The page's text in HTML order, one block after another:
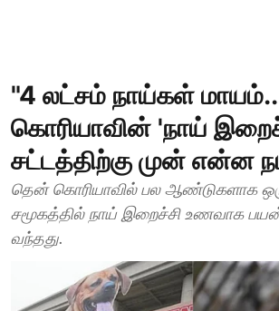
"4 லட்சம் நாய்கள்
கொரியாவின் 'நாய்
சட்டத்திற்கு முன் என்ன
தென் கொரியாவில் பல ஆண்டுகளாக ஒரு
சமூகத்தில் நாய் இறைச்சி உணவாக
வந்தது.